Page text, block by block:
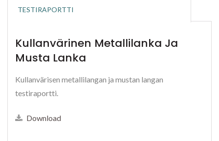
TESTIRAPORTTI
Kullanvärinen Metallilanka Ja
Musta Lanka
Kullanvärisen metallilangan ja mustan langan
testiraportti.
Download